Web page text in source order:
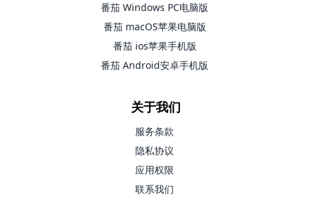
番茄 Windows PC电脑版
番茄 macOS苹果电脑版
番茄 ios苹果手机版
番茄 Android安卓手机版
关于我们
服务条款
隐私协议
应用权限
联系我们